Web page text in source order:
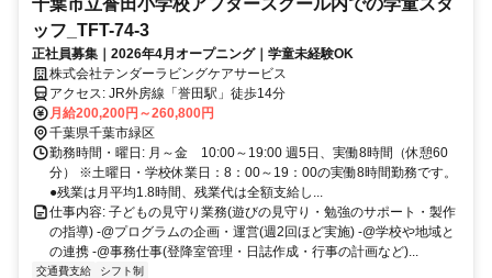
ッフ_TFT-74-3
正社員募集｜2026年4月オープニング｜学童未経験OK
株式会社テンダーラビングケアサービス
アクセス: JR外房線「誉田駅」徒歩14分
月給200,200円～260,800円
千葉県千葉市緑区
勤務時間・曜日: 月～金 10:00～19:00 週5日、実働8時間（休憩60
分） ※土曜日・学校休業日：8：00～19：00の実働8時間勤務です。
●残業は月平均1.8時間、残業代は全額支給し...
仕事内容: 子どもの見守り業務(遊びの見守り・勉強のサポート・製作
の指導) -@プログラムの企画・運営(週2回ほど実施) -@学校や地域と
の連携 -@事務仕事(登降室管理・日誌作成・行事の計画など)...
交通費支給 シフト制